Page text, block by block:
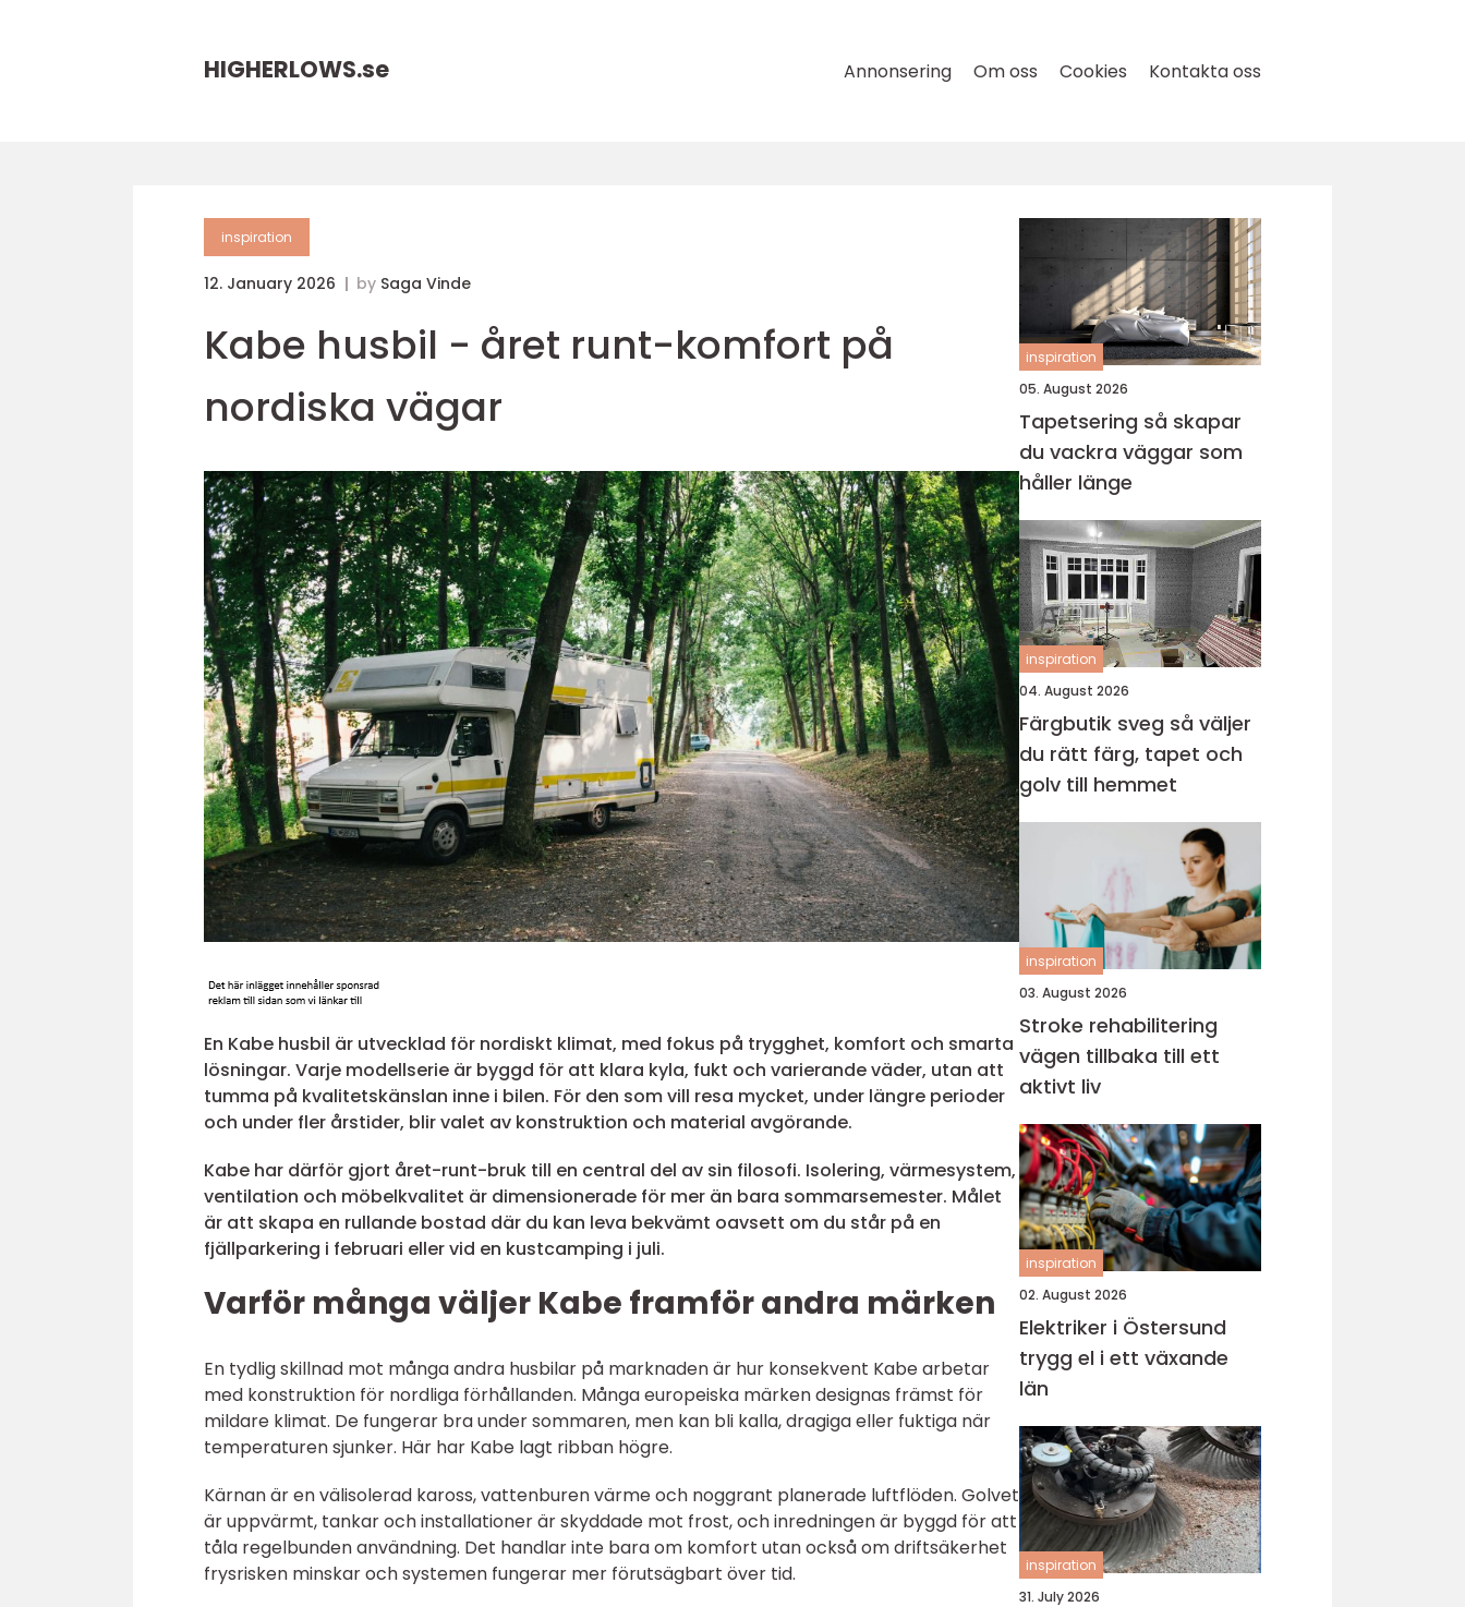
HIGHERLOWS.se Annonsering Om oss Cookies Kontakta oss
inspiration
12. January 2026 by Saga Vinde
Kabe husbil - året runt-komfort på
nordiska vägar
En Kabe husbil är utvecklad för nordiskt klimat, med fokus på trygghet, komfort och smarta
lösningar. Varje modellserie är byggd för att klara kyla, fukt och varierande väder, utan att
tumma på kvalitetskänslan inne i bilen. För den som vill resa mycket, under längre perioder
och under fler årstider, blir valet av konstruktion och material avgörande.
Kabe har därför gjort året-runt-bruk till en central del av sin filosofi. Isolering, värmesystem,
ventilation och möbelkvalitet är dimensionerade för mer än bara sommarsemester. Målet
är att skapa en rullande bostad där du kan leva bekvämt oavsett om du står på en
fjällparkering i februari eller vid en kustcamping i juli.
Varför många väljer Kabe framför andra märken
En tydlig skillnad mot många andra husbilar på marknaden är hur konsekvent Kabe arbetar
med konstruktion för nordliga förhållanden. Många europeiska märken designas främst för
mildare klimat. De fungerar bra under sommaren, men kan bli kalla, dragiga eller fuktiga när
temperaturen sjunker. Här har Kabe lagt ribban högre.
Kärnan är en välisolerad kaross, vattenburen värme och noggrant planerade luftflöden. Golvet
är uppvärmt, tankar och installationer är skyddade mot frost, och inredningen är byggd för att
tåla regelbunden användning. Det handlar inte bara om komfort utan också om driftsäkerhet
frysrisken minskar och systemen fungerar mer förutsägbart över tid.
inspiration
05. August 2026
Tapetsering så skapar
du vackra väggar som
håller länge
inspiration
04. August 2026
Färgbutik sveg så väljer
du rätt färg, tapet och
golv till hemmet
inspiration
03. August 2026
Stroke rehabilitering
vägen tillbaka till ett
aktivt liv
inspiration
02. August 2026
Elektriker i Östersund
trygg el i ett växande
län
inspiration
31. July 2026